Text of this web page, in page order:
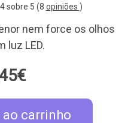
4sobre 5 (8 opiniões )
nem force os olhos
luz LED.
carrinho